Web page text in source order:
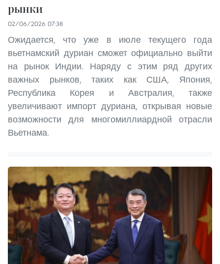
рынки
02/06/2026 07:38
Ожидается, что уже в июле текущего года
вьетнамский дуриан сможет официально выйти
на рынок Индии. Наряду с этим ряд других
важных рынков, таких как США, Япония,
Республика Корея и Австралия, также
увеличивают импорт дуриана, открывая новые
возможности для многомиллиардной отрасли
Вьетнама.